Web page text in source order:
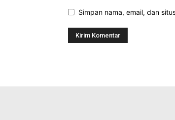
Simpan nama, email, dan